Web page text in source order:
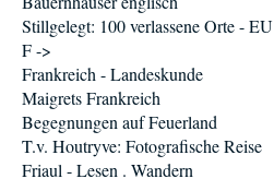
Stillgelegt: 100 verlassene Orte - EU
F ->
Frankreich - Landeskunde
Maigrets Frankreich
Begegnungen auf Feuerland
T.v. Houtryve: Fotografische Reise
Friaul - Lesen . Wandern